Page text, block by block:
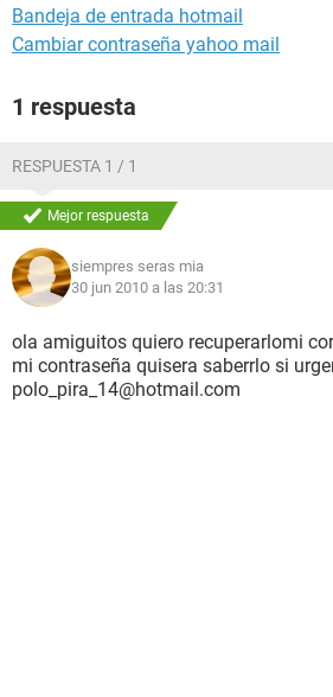
Bandeja de entrada hotmail
Cambiar contraseña yahoo mail
1 respuesta
RESPUESTA 1 / 1
Mejor respuesta
siempres seras mia
30 jun 2010 a las 20:31
ola amiguitos quiero recuperarlomi
mi contraseña quisera saberrlo si
polo_pira_14@hotmail.com